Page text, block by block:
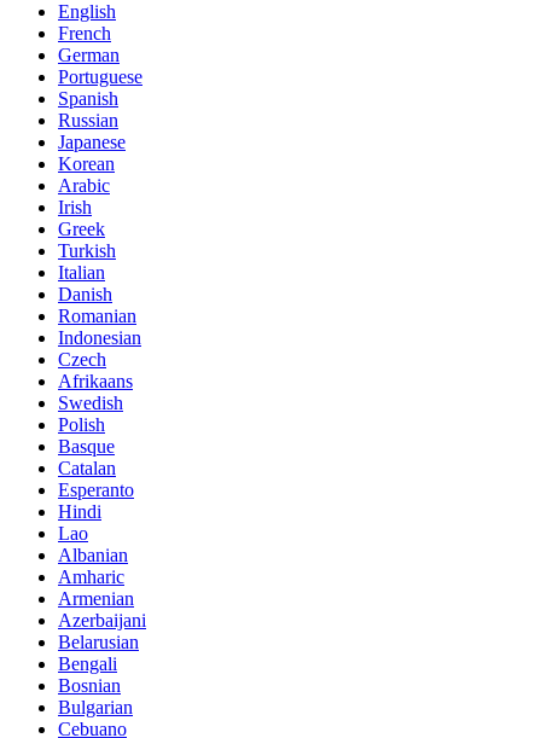
English
French
German
Portuguese
Spanish
Russian
Japanese
Korean
Arabic
Irish
Greek
Turkish
Italian
Danish
Romanian
Indonesian
Czech
Afrikaans
Swedish
Polish
Basque
Catalan
Esperanto
Hindi
Lao
Albanian
Amharic
Armenian
Azerbaijani
Belarusian
Bengali
Bosnian
Bulgarian
Cebuano